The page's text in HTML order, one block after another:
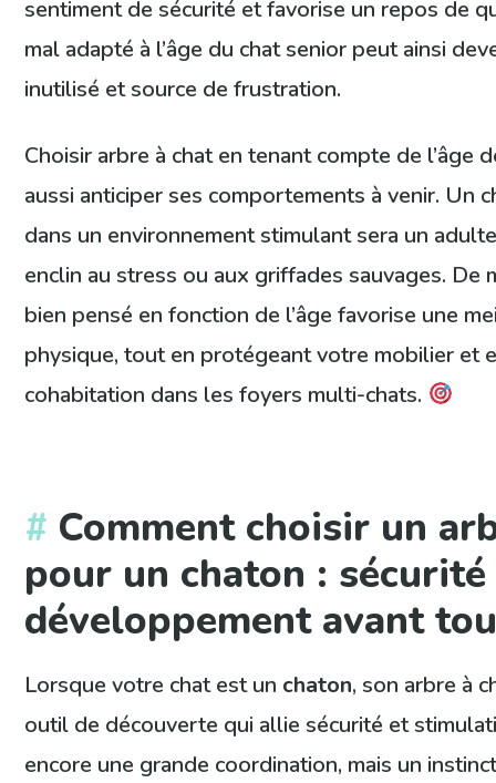
sentiment de sécurité et favorise un repos de
mal adapté à l’âge du chat senior peut ainsi
inutilisé et source de frustration.
Choisir arbre à chat en tenant compte de l’âge
aussi anticiper ses comportements à venir. Un
dans un environnement stimulant sera un
enclin au stress ou aux griffades sauvages. De
bien pensé en fonction de l’âge favorise une
physique, tout en protégeant votre mobilier et
cohabitation dans les foyers multi-chats.
Comment choisir un
pour un chaton :
développement avant
Lorsque votre chat est un chaton, son arbre à
outil de découverte qui allie sécurité et
encore une grande coordination, mais un